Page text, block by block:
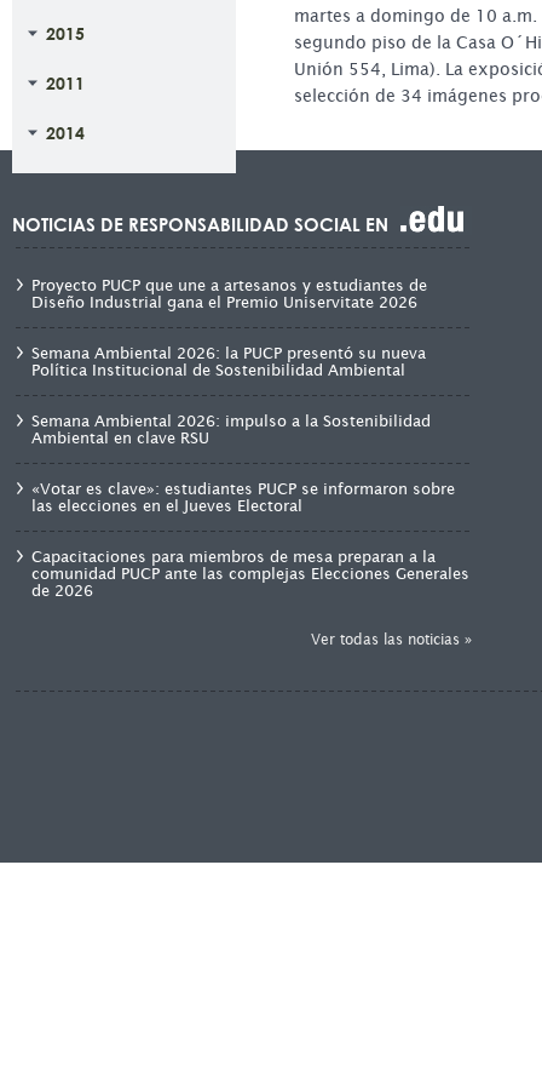
2015
2011
2014
martes a domingo de 10
segundo piso de la Casa
Unión 554, Lima). La
selección de 34 imágenes
NOTICIAS DE RESPONSABILIDAD SOCIAL EN
Proyecto PUCP que une a artesanos y estudiantes de
Diseño Industrial gana el Premio Uniservitate 2026
Semana Ambiental 2026: la PUCP presentó su nueva
Política Institucional de Sostenibilidad Ambiental
Semana Ambiental 2026: impulso a la Sostenibilidad
Ambiental en clave RSU
«Votar es clave»: estudiantes PUCP se informaron sobre
las elecciones en el Jueves Electoral
Capacitaciones para miembros de mesa preparan a la
comunidad PUCP ante las complejas Elecciones Generales
de 2026
Ver todas las noticias »